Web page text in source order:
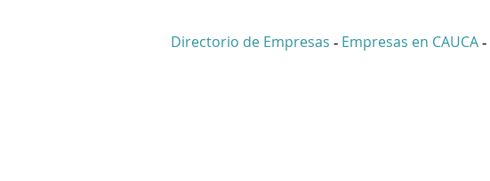
Directorio de Empresas - Empresas en CAUCA -